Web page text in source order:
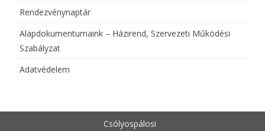
Rendezvénynaptár
Alapdokumentumaink – Házirend, Szervezeti Működési
Szabályzat
Adatvédelem
Csólyospálosi